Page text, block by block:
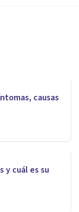
causas
y cuál es su